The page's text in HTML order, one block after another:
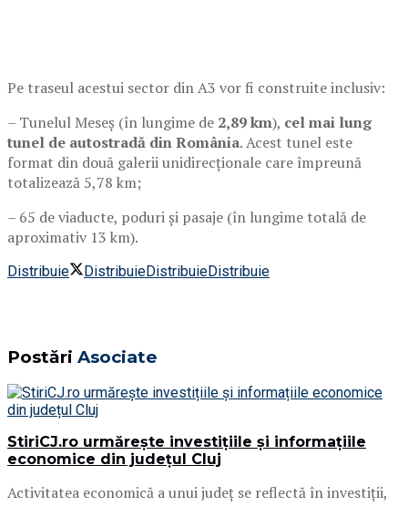
Pe traseul acestui sector din A3 vor fi construite inclusiv:
– Tunelul Meseș (în lungime de 2,89 km), cel mai lung
tunel de autostradă din România. Acest tunel este
format din două galerii unidirecționale care împreună
totalizează 5,78 km;
– 65 de viaducte, poduri și pasaje (în lungime totală de
aproximativ 13 km).
Distribuie DistribuieDistribuieDistribuie
Postări Asociate
StiriCJ.ro urmărește investițiile și informațiile
economice din județul Cluj
Activitatea economică a unui județ se reflectă în investiții,